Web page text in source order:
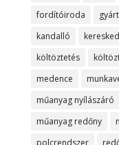
fordítóiroda
kandalló
költöztetés
medence
műanyag nyílászáró
műanyag redőny
polcrendszer